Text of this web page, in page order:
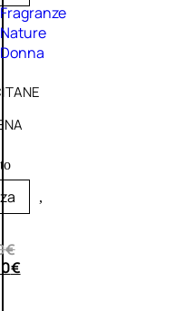
Fragranze
Nature
Donna
€
€
,